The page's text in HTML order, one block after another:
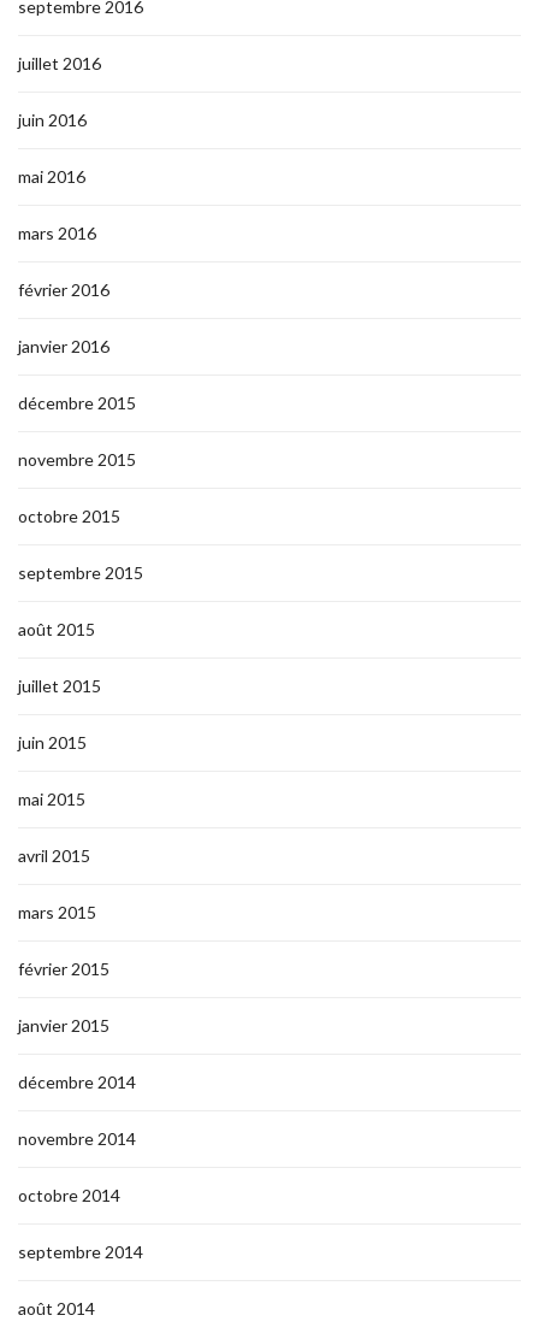
septembre 2016
juillet 2016
juin 2016
mai 2016
mars 2016
février 2016
janvier 2016
décembre 2015
novembre 2015
octobre 2015
septembre 2015
août 2015
juillet 2015
juin 2015
mai 2015
avril 2015
mars 2015
février 2015
janvier 2015
décembre 2014
novembre 2014
octobre 2014
septembre 2014
août 2014